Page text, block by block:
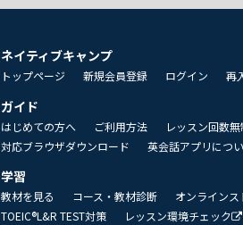
ネイティブキャンプ
トップページ 新規会員登録 ログイン 再
ガイド
はじめての方へ ご利用方法 レッスン回数
対応ブラウザダウンロード
英会話アプリにつ
学習
教材を見る コース・教材診断 オンライン
TOEIC®L&R TEST対策
レッスン環境チェック